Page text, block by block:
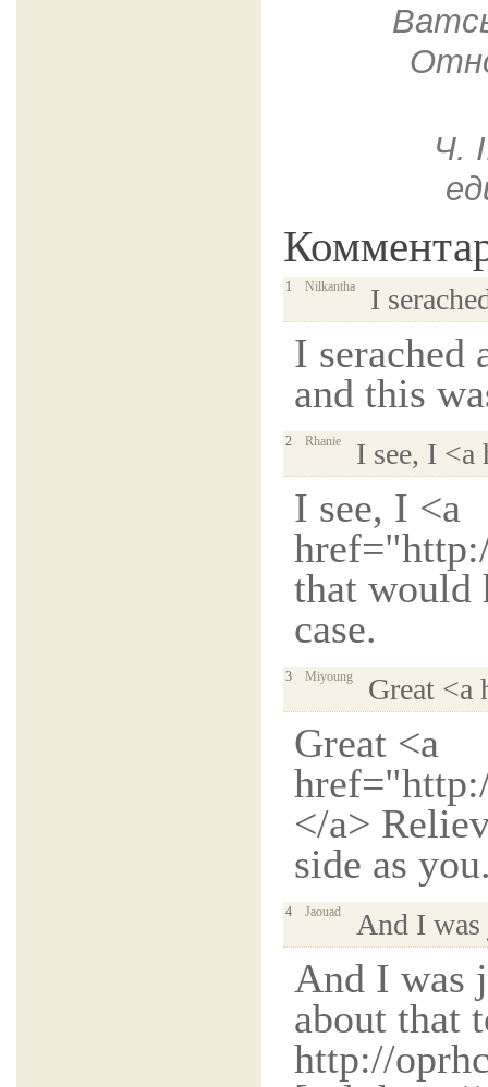
Ч.
1 Nilkantha I
I serached
and this
2 Rhanie I see, I
I see, I <a
that would
case.
3 Miyoung Great <a
Great <a
</a>
side as
4 Jaouad And I
And I was
about that
http://